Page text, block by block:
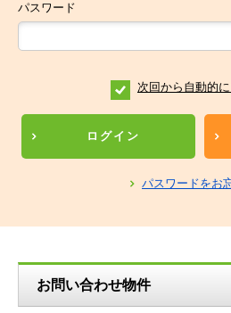
パスワード
次回から自動的
ログイン
パスワードをお
お問い合わせ物件